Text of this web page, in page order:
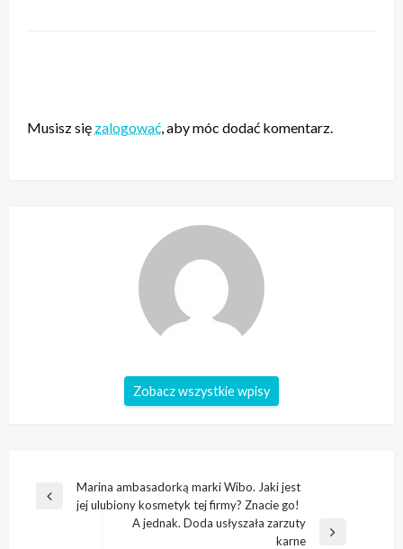
Musisz się zalogować, aby móc dodać komentarz.
Zobacz wszystkie wpisy
Nawigacja
wpisu
Poprzedni
Marina ambasadorką marki Wibo. Jaki jest
jej ulubiony kosmetyk tej firmy? Znacie go!
A jednak. Doda usłyszała zarzuty
karne